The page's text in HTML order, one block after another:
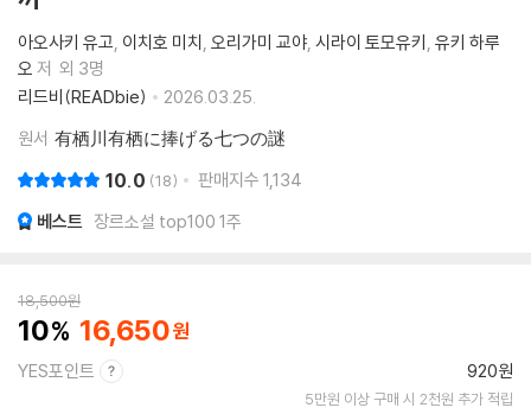
아오사키 유고 이치호 미치 오리가미 교야 시라이 토모유키 유키 하루
오 저 외 3명
리드비(READbie)
2026.03.25.
원서 有栖川有栖に捧げる七つの謎
10.0 18 판매지수 1,134
베스트 장르소설 top100 1주
18,500원
10 16,650
YES포인트 920원
5만원 이상 구매 시 2천원 추가 적립